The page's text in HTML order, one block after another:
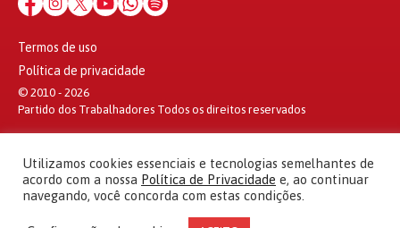
Termos de uso
Política de privacidade
© 2010 - 2026
Partido dos Trabalhadores Todos os direitos reservados
Utilizamos cookies essenciais e tecnologias semelhantes de
acordo com a nossa Política de Privacidade e, ao continuar
navegando, você concorda com estas condições.